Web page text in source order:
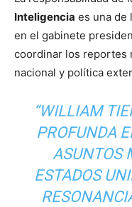
Inteligencia es una de
en el gabinete
coordinar los reportes
nacional y política
“WILLIAM
PROFUNDA
ASUNTOS
ESTADOS